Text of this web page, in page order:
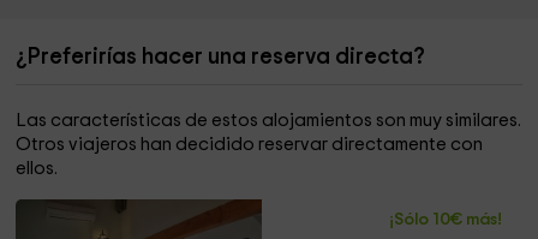
¿Preferirías hacer una reserva directa?
Las características de estos alojamientos son muy similares.
Otros viajeros han decidido reservar directamente con
ellos.
¡Sólo 10€ más!